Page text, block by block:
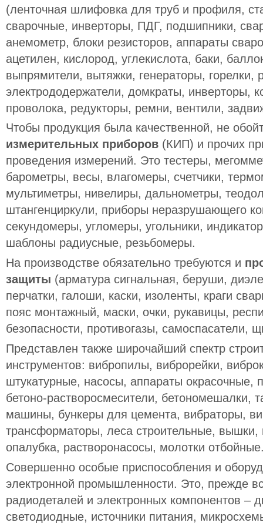
(ленточная шлифовка для труб и профиля,
сварочные, инверторы, ПДГ, подшипники,
анемометр, блоки резисторов, аппараты
ацетилен, кислород, углекислота, баки,
выпрямители, вытяжки, генераторы, горелки,
электрододержатели, домкраты, инверторы,
проволока, редукторы, ремни, вентили,
Чтобы продукция была качественной, не
измерительных приборов (КИП) и прочих
проведения измерений. Это тестеры,
барометры, весы, влагомеры, счетчики,
мультиметры, нивелиры, дальнометры,
штангенциркули, приборы неразрушающего
секундомеры, угломеры, угольники,
шаблоны радиусные, резьбомеры.
На производстве обязательно требуются и
защиты (арматура сигнальная, беруши,
перчатки, галоши, каски, изоленты, краги
пояс монтажный, маски, очки, рукавицы,
безопасности, противогазы, самоспасатели,
Представлен также широчайший спектр
инструментов: вибропилы, виброрейки,
штукатурные, насосы, аппараты окрасочные,
бетоно-растворосмесители, бетономешалки,
машины, бункеры для цемента, вибраторы,
трансформаторы, леса строительные, вышки,
опалубка, растворонасосы, молотки
Совершенно особые приспособления и
электронной промышленности. Это, прежде
радиодеталей и электронных компонентов –
светодиодные, источники питания,